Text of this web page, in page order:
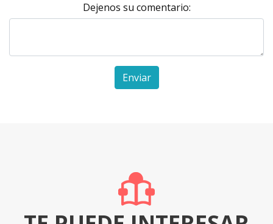
Dejenos su comentario:
Enviar